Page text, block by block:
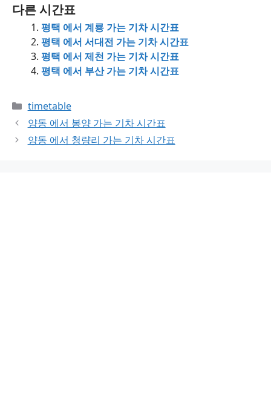
다른 시간표
평택 에서 계룡 가는 기차 시간표
평택 에서 서대전 가는 기차 시간표
평택 에서 제천 가는 기차 시간표
평택 에서 부산 가는 기차 시간표
Categories
timetable
양동 에서 봉양 가는 기차 시간표
양동 에서 청량리 가는 기차 시간표